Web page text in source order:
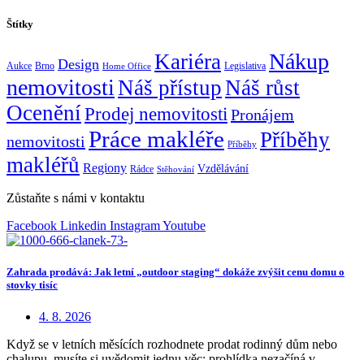
Štítky
Aukce Brno Design Home Office Kariéra Legislativa Nákup
nemovitosti Náš přístupNáš růst
OceněníProdej nemovitosti Pronájem
nemovitosti Práce makléře Příběhy Příběhy
makléřů Regiony Rádce Stěhování Vzdělávání
Zůstaňte s námi v kontaktu
Facebook Linkedin InstagramYoutube
Zahrada prodává: Jak letní „outdoor staging“ dokáže zvýšit cenu domu o
stovky tisíc
4. 8. 2026
Když se v letních měsících rozhodnete prodat rodinný dům nebo